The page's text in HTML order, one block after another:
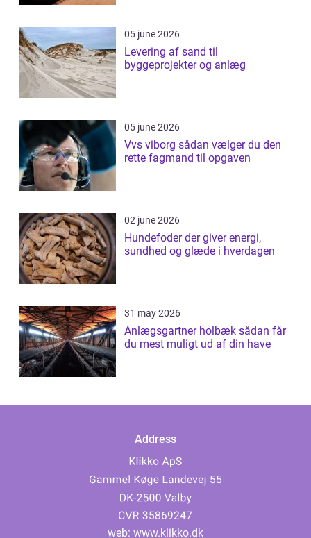
05 june 2026
Levering af sand til
byggeprojekter og anlæg
05 june 2026
Vvs viborg sådan vælger du den
rette fagmand til opgaven
02 june 2026
Hundefoder der giver energi,
sundhed og glæde i hverdagen
31 may 2026
Anlægsgartner holbæk sådan får
du mest muligt ud af din have
Address
web: www.klikko.dk